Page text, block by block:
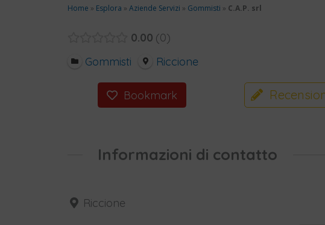
Home » Esplora » Aziende Servizi » Gommisti » C.A.P. srl
0.00 0
Gommisti
Riccione
Bookmark
Informazioni di contatto
Riccione